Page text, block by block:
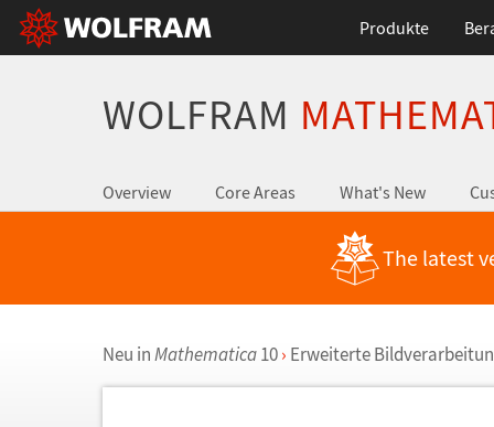
Produkte
WOLFRAM
Overview Core Areas What's New
The latest
Neu inMathematica10 › Erweiterte